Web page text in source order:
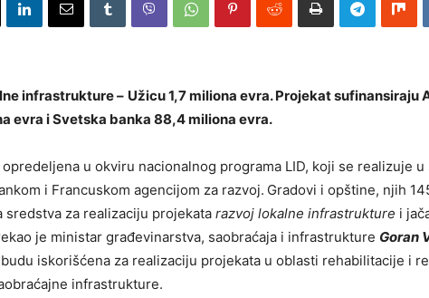
infrastrukture – Užicu 1,7 miliona evra. Projekat sufinansiraju
evra i Svetska banka 88,4 miliona evra.
u okviru nacionalnog programa LID, koji se realizuje u
i Francuskom agencijom za razvoj. Gradovi i opštine, njih
sredstva za realizaciju projekata razvoj lokalne infrastrukture i
je ministar građevinarstva, saobraćaja i infrastrukture Goran
iskorišćena za realizaciju projekata u oblasti rehabilitacije i
infrastrukture.